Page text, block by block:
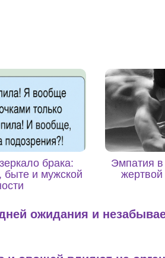
брака:
быте и мужской
Эмпатия в
жертвой
ожидания и